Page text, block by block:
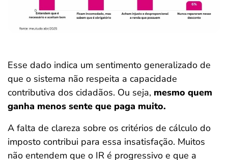
Esse dado indica um sentimento generalizado de
que o sistema não respeita a capacidade
contributiva dos cidadãos. Ou seja, mesmo quem
ganha menos sente que paga muito.
A falta de clareza sobre os critérios de cálculo do
imposto contribui para essa insatisfação. Muitos
não entendem que o IR é progressivo e que a